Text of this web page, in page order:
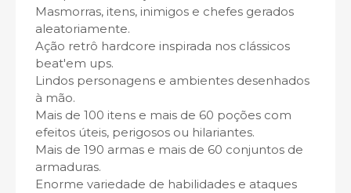
Masmorras, itens, inimigos e chefes gerados
aleatoriamente.
Ação retrô hardcore inspirada nos clássicos
beat'em ups.
Lindos personagens e ambientes desenhados
à mão.
Mais de 100 itens e mais de 60 poções com
efeitos úteis, perigosos ou hilariantes.
Mais de 190 armas e mais de 60 conjuntos de
armaduras.
Enorme variedade de habilidades e ataques